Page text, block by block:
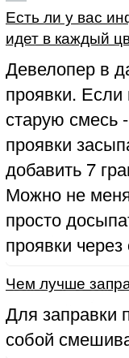
Есть ли у вас
идет в каждый
Девелопер в
проявки.
старую смесь
проявки
добавить 7
Можно не
просто
проявки
Чем лучше
Для заправки
собой